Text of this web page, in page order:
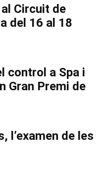
Circuit de
del 16 al 18
control a Spa i
Gran Premi de
l’examen de les